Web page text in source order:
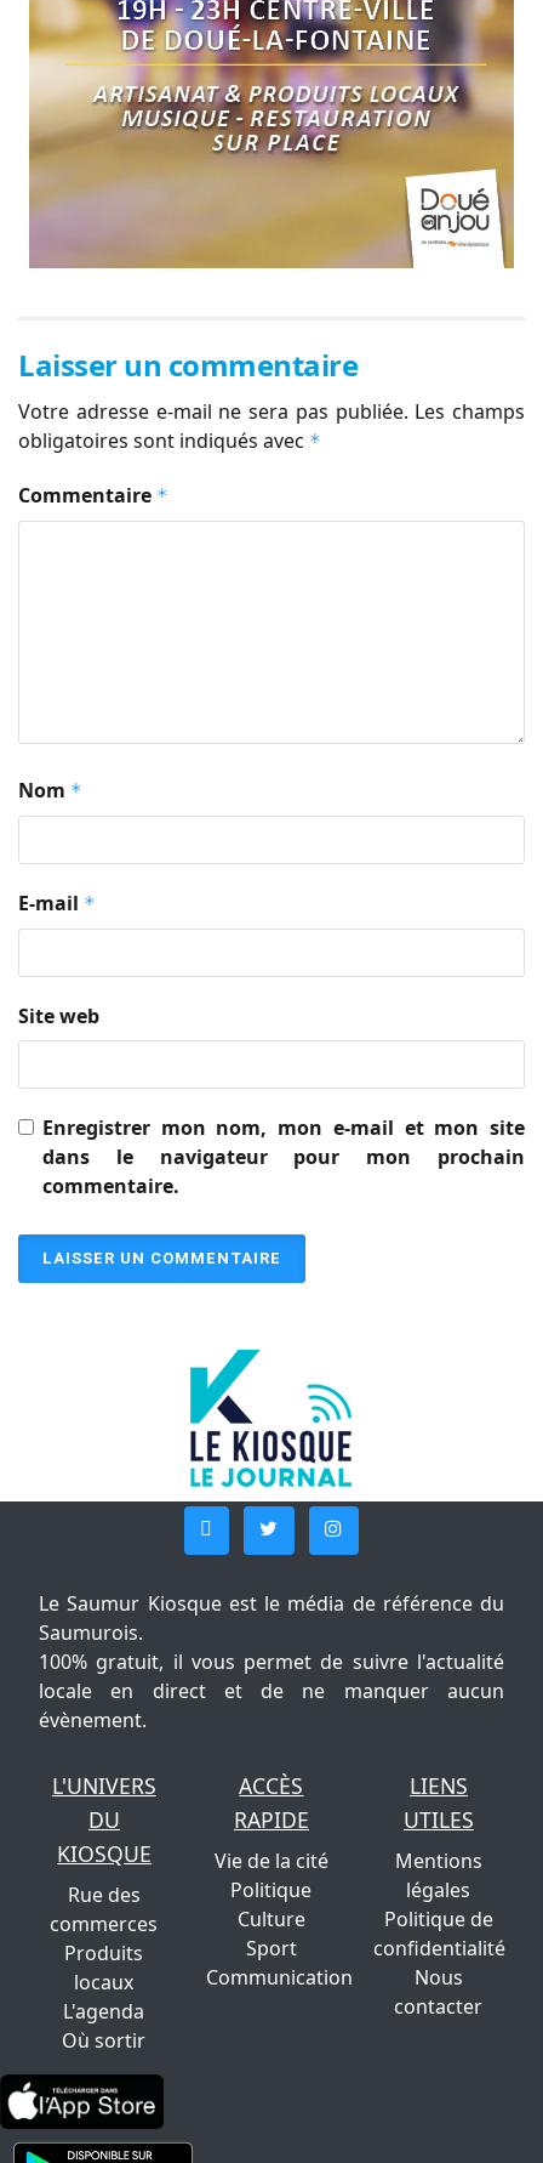
Laisser un commentaire
Votre adresse e-mail ne sera pas publiée. Les champs
obligatoires sont indiqués avec *
Commentaire *
Nom *
E-mail *
Site web
Enregistrer mon nom, mon e-mail et mon site
dans le navigateur pour mon prochain
commentaire.
Le Saumur Kiosque est le média de référence du
Saumurois.
100% gratuit, il vous permet de suivre l'actualité
locale en direct et de ne manquer aucun
évènement.
L'UNIVERS
DU
KIOSQUE
Rue des
commerces
Produits
locaux
L'agenda
Où sortir
ACCÈS
RAPIDE
Vie de la cité
Politique
Culture
Sport
Communication
LIENS
UTILES
Mentions
légales
Politique de
confidentialité
Nous
contacter